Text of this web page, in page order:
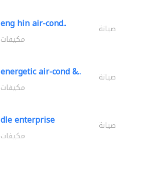
eng hin air-cond.. صيانة
مكيفات
energetic air-cond &.. صيانة
مكيفات
dle enterprise صيانة
مكيفات